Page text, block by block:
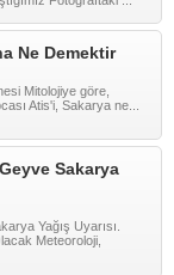
Ne Demektir
Mitolojiye göre,
Atis'i, Sakarya ne...
Sakarya
Yağış Uyarısı.
Meteoroloji,